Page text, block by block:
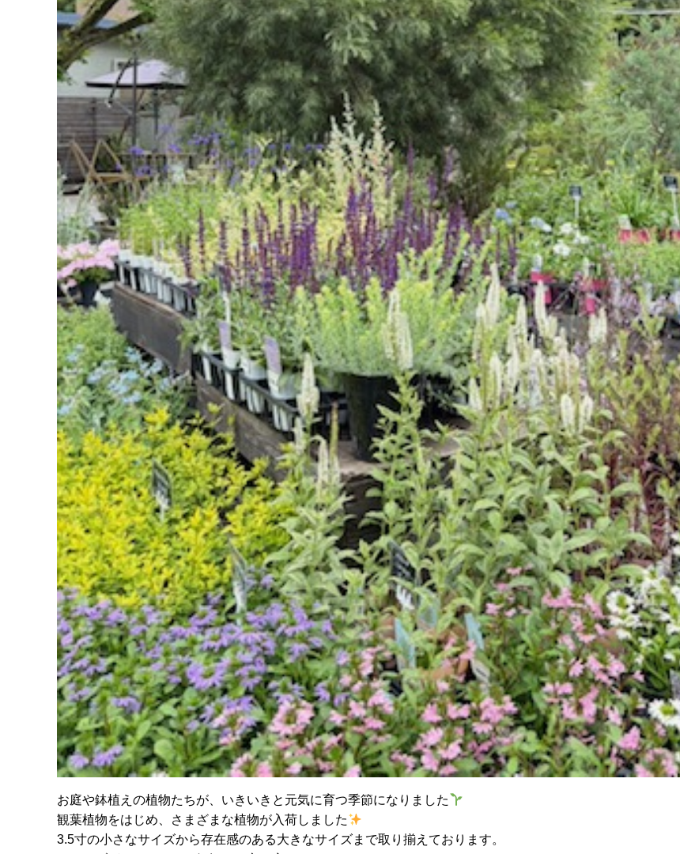
お庭や鉢植えの植物たちが、いきいきと元気に育つ季節になりました
観葉植物をはじめ、さまざまな植物が入荷しました
3.5寸の小さなサイズから存在感のある大きなサイズまで取り揃えております。